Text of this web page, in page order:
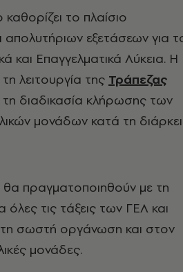
το πλαίσιο
εξετάσεων για
και Επαγγελματικά Λύκεια. Η
λειτουργία της Τράπεζας
διαδικασία κλήρωσης των
μονάδων κατά τη
θα πραγματοποιηθούν με τη
όλες τις τάξεις των ΓΕΛ και
σωστή οργάνωση και στον
μονάδες.